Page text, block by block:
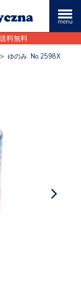
料無料
> ゆのみ No.2598X